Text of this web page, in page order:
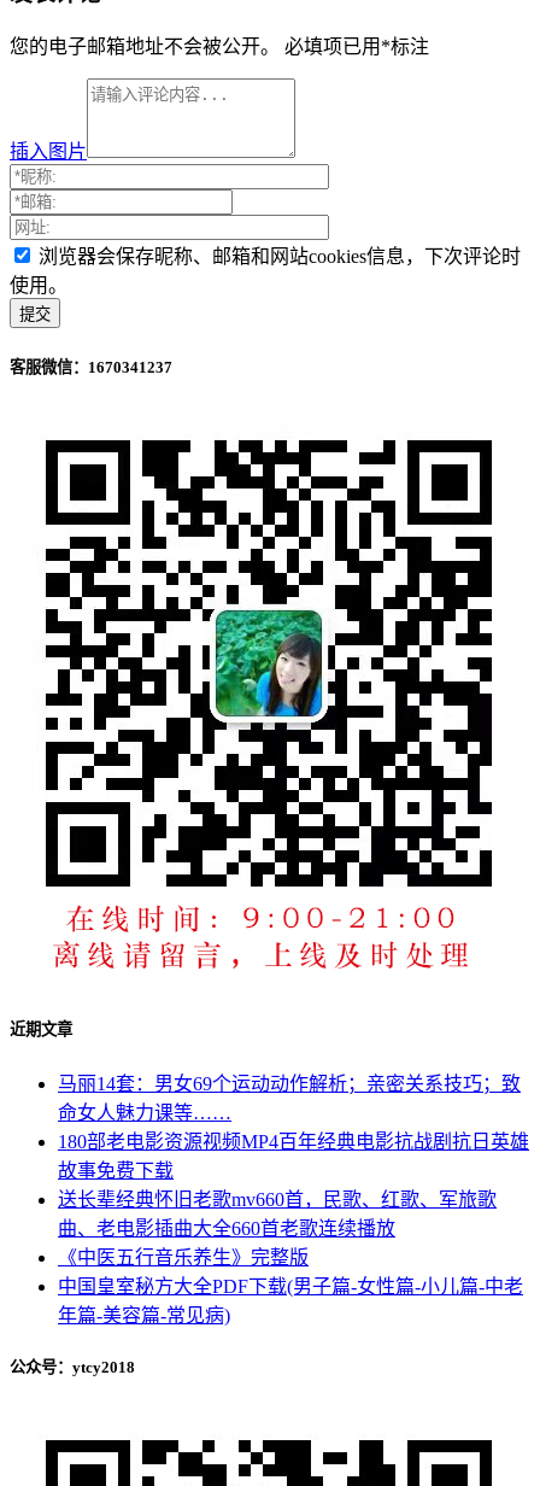
您的电子邮箱地址不会被公开。 必填项已用 *标注
插入图片
浏览器会保存昵称、邮箱和网站cookies信息，下次评论时
使用。
客服微信：1670341237
近期文章
马丽14套：男女69个运动动作解析；亲密关系技巧；致
命女人魅力课等……
180部老电影资源视频MP4百年经典电影抗战剧抗日英雄
故事免费下载
送长辈经典怀旧老歌mv660首，民歌、红歌、军旅歌
曲、老电影插曲大全660首老歌连续播放
《中医五行音乐养生》完整版
中国皇室秘方大全PDF下载(男子篇-女性篇-小儿篇-中老
年篇-美容篇-常见病)
公众号：ytcy2018